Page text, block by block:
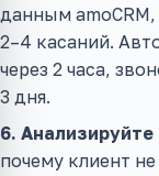
данным
2–4 касаний.
через 2 часа,
3 дня.
6.
почему клиент